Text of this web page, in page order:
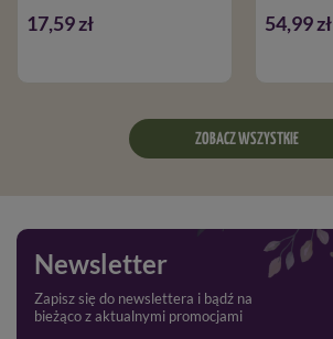
17,59 zł 54,99 zł
ZOBACZ WSZYSTKIE
Newsletter
Zapisz się do newslettera i bądź na
bieżąco z aktualnymi promocjami